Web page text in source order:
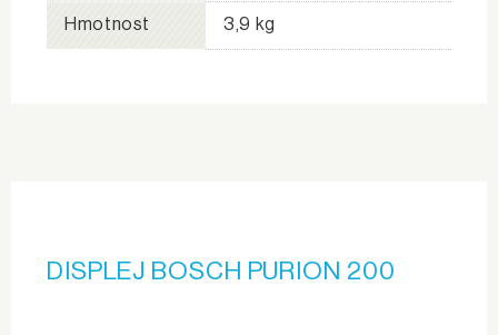
Hmotnost 3,9 kg
DISPLEJ BOSCH PURION 200